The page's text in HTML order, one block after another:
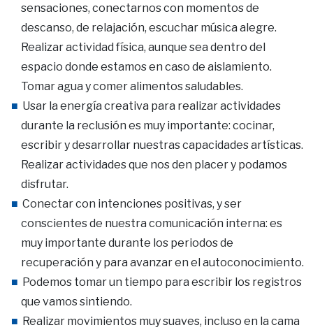
sensaciones, conectarnos con momentos de
descanso, de relajación, escuchar música alegre.
Realizar actividad física, aunque sea dentro del
espacio donde estamos en caso de aislamiento.
Tomar agua y comer alimentos saludables.
Usar la energía creativa para realizar actividades
durante la reclusión es muy importante: cocinar,
escribir y desarrollar nuestras capacidades artísticas.
Realizar actividades que nos den placer y podamos
disfrutar.
Conectar con intenciones positivas, y ser
conscientes de nuestra comunicación interna: es
muy importante durante los periodos de
recuperación y para avanzar en el autoconocimiento.
Podemos tomar un tiempo para escribir los registros
que vamos sintiendo.
Realizar movimientos muy suaves, incluso en la cama